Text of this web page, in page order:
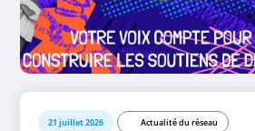
21 juillet 2026 Actualité du réseau